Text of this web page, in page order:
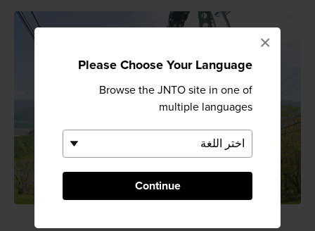
Please Choose Your Language
Browse the JNTO site in one of
multiple languages
Continue
×